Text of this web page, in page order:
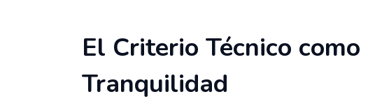
El Criterio Técnico
Tranquilidad